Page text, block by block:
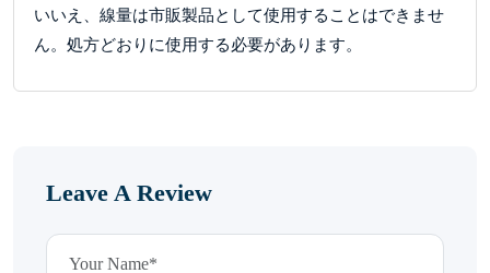
いいえ、線量は市販製品として使用することはできませ
ん。処方どおりに使用する必要があります。
Leave A Review